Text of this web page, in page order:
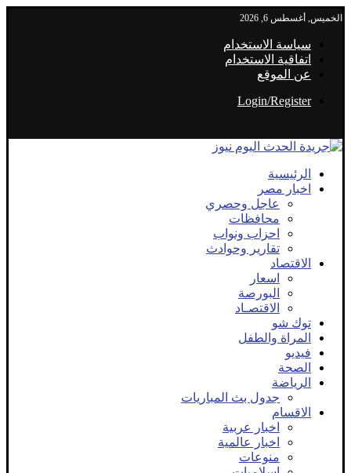
الخميس, أغسطس 6, 2026
سياسة الاستخدام
اتفاقية الاستخدام
عن الموقع
Login/Register
الرئيسية
اخبار مصر
عاجل وحصري
محافظات
احزاب ونواب
تقارير وحوادث
الاقتصاد
اسعار
البورصة
الاقتصـاد
توك شو
المراة والطفل
فيديو
الصحة
الرياضة
جدول بث المباريات
الاقسام
اخبار عربية
اخبار عالمية
منوعات